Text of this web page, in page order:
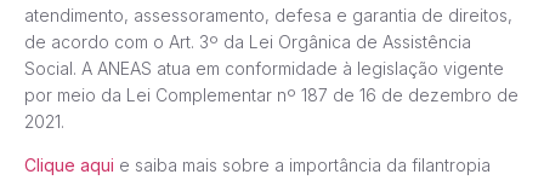
atendimento, assessoramento, defesa e garantia de direitos,
de acordo com o Art. 3º da Lei Orgânica de Assistência
Social. A ANEAS atua em conformidade à legislação vigente
por meio da Lei Complementar nº 187 de 16 de dezembro de
2021.
Clique aqui e saiba mais sobre a importância da filantropia